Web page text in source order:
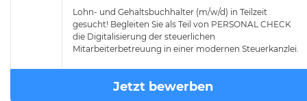
Lohn- und Gehaltsbuchhalter (m/w/d) in Teilzeit
gesucht! Begleiten Sie als Teil von PERSONAL CHECK
die Digitalisierung der steuerlichen
Mitarbeiterbetreuung in einer modernen Steuerkanzlei.
Jetzt bewerben